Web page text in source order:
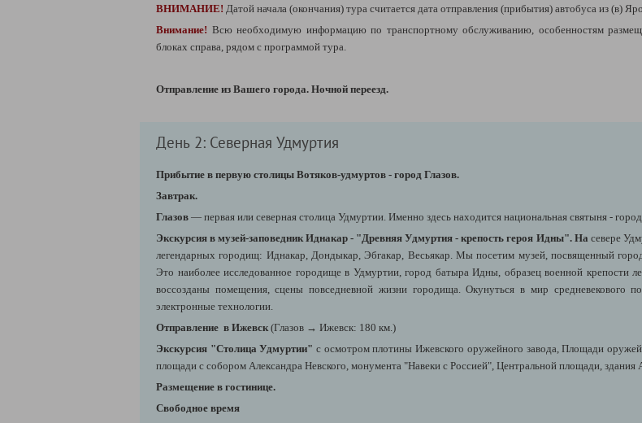
ВНИМАНИЕ! Датой начала (окончания) тура считается дата отправления (прибытия) автобуса из (в)
Внимание! Всю необходимую информацию по транспортному обслуживанию, особенностям
блоках справа, рядом с программой тура.
Отправление из Вашего города. Ночной переезд.
День 2: Северная Удмуртия
Прибытие в первую столицы Вотяков-удмуртов - город Глазов.
Завтрак.
Глазов — первая или северная столица Удмуртии. Именно здесь находится национальная святыня -
Экскурсия в музей-заповедник Иднакар - "Древняя Удмуртия - крепость героя Идны". На севере
легендарных городищ: Иднакар, Дондыкар, Эбгакар, Весьякар. Мы посетим музей, посвященный
Это наиболее исследованное городище в Удмуртии, город батыра Идны, образец военной крепости
воссозданы помещения, сцены повседневной жизни городища. Окунуться в мир средневекового
электронные технологии.
Отправление в Ижевск(Глазов → Ижевск: 180 км.)
Экскурсия "Столица Удмуртии"с осмотром плотины Ижевского оружейного завода, Площади
площади с собором Александра Невского, монумента "Навеки с Россией", Центральной площади, здания
Размещение в гостинице.
Свободное время